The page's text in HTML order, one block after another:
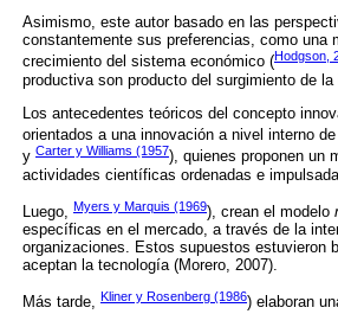
Asimismo, este autor basado en las
constantemente sus preferencias, como una
crecimiento del sistema económico (Hodgson,
productiva son producto del surgimiento de
Los antecedentes teóricos del concepto
orientados a una innovación a nivel interno
y Carter y Williams (1957), quienes proponen un
actividades científicas ordenadas e
Luego, Myers y Marquis (1969), crean el modelo
específicas en el mercado, a través de la
organizaciones. Estos supuestos estuvieron
aceptan la tecnología (Morero, 2007).
Más tarde, Kliner y Rosenberg (1986) elaboran